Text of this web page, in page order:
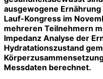
ausgewogene
Lauf-Kongress im
mehreren Teilnehmern
Impedanz Analyse der
Hydratationszustand
Messdaten berechnet.